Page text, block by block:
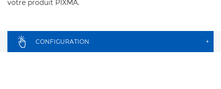
votre produit PIXMA.
CONFIGURATION +